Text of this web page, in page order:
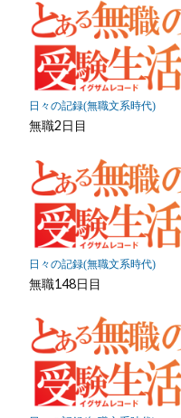
マ
ー
ク
に
保
日々の記録(無職文系時代)
無職2日目
日々の記録(無職文系時代)
無職148日目